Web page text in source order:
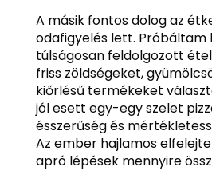
A másik fontos dolog az
odafigyelés lett. Próbáltam
túlságosan feldolgozott
friss zöldségeket,
kiőrlésű termékeket
jól esett egy-egy szelet
ésszerűség és
Az ember hajlamos
apró lépések mennyire